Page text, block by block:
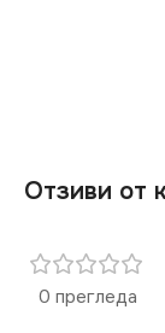
Отзиви от
0 прегледа